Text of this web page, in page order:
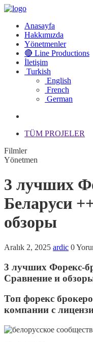
Anasayfa
Hakkımızda
Yönetmenler
🔴 Line Productions
İletişim
Turkish
English
French
German
TÜM PROJELER
Filmler
Yönetmen
3 лучших
Беларуси
обзоры
Aralık 2, 2025 ardic 0
3 лучших Форекс-
Сравнение и
Топ форекс
компании с